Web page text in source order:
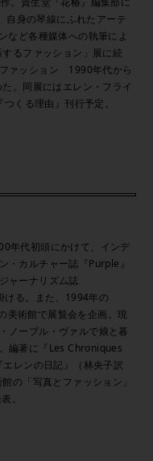
自身の琴線にふれたアーテ
など各種媒体への執筆によ
るファッション」展に続
ァッション 1990年代から
。同展にはエレン・フライ
くる理由』刊行予定。
年代初頭にかけて、インデ
・カルチャー誌『Purple』
ャーナリズム誌
ける。また、1994年の
美術館で展覧会を企画。現
ノーブル・ヴァルで娘と暮
編著に『Les Chroniques
レンの日記』（林央子訳
の「写真とファッション」
。